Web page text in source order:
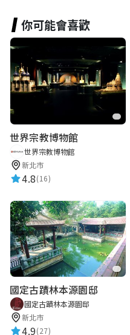
你可能會喜歡
世界宗教博物館
世界宗教博物館
新北市
4.8(16)
國定古蹟林本源園邸
國定古蹟林本源園邸
新北市
4.9(27)